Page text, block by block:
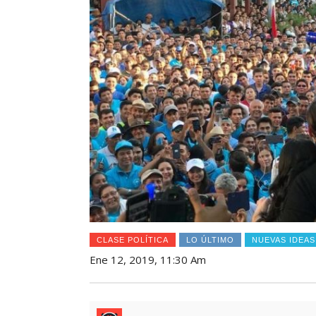
CLASE POLÍTICA LO ÚLTIMO NUEVAS IDEAS
Ene 12, 2019, 11:30 Am